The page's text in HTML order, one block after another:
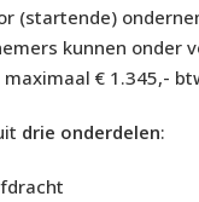
(startende)
kunnen onder
€ 1.345,-
drie onderdelen: